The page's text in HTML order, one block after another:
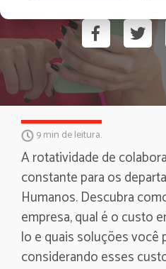
9 min de leitura.
A rotatividade de
constante para os
Humanos. Descubra
empresa, qual é o custo
lo e quais soluções você
considerando esses